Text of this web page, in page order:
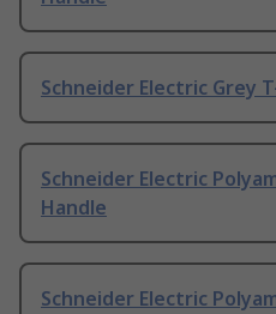
Schneider Electric Grey
Schneider Electric
Handle
Schneider Electric